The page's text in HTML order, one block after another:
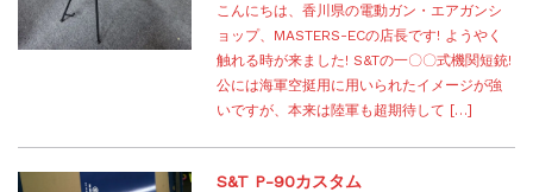
こんにちは、香川県の電動ガン・エアガンシ
ョップ、MASTERS-ECの店長です! ようやく
触れる時が来ました! S&Tの一〇〇式機関短銃!
公には海軍空挺用に用いられたイメージが強
いですが、本来は陸軍も超期待して […]
S&T P-90カスタム